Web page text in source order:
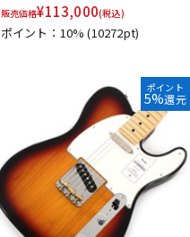
販売価格¥113,000(税込)
ポイント：10%(10272pt)
ポイント
5%還元